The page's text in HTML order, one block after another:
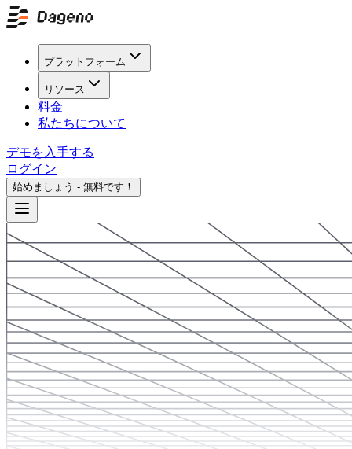
プラットフォーム
リソース
料金
私たちについて
デモを入手する
ログイン
始めましょう - 無料です！